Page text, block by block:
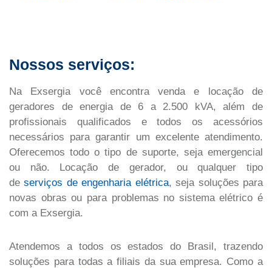
Nossos serviços:
Na Exsergia você encontra venda e locação de
geradores de energia de 6 a 2.500 kVA, além de
profissionais qualificados e todos os acessórios
necessários para garantir um excelente atendimento.
Oferecemos todo o tipo de suporte, seja emergencial
ou não. Locação de gerador, ou qualquer tipo
deserviços de engenharia elétrica, seja soluções para
novas obras ou para problemas no sistema elétrico é
com a Exsergia.
Atendemos a todos os estados do Brasil, trazendo
soluções para todas a filiais da sua empresa. Como a